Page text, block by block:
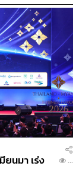
นมา เร่ง
...